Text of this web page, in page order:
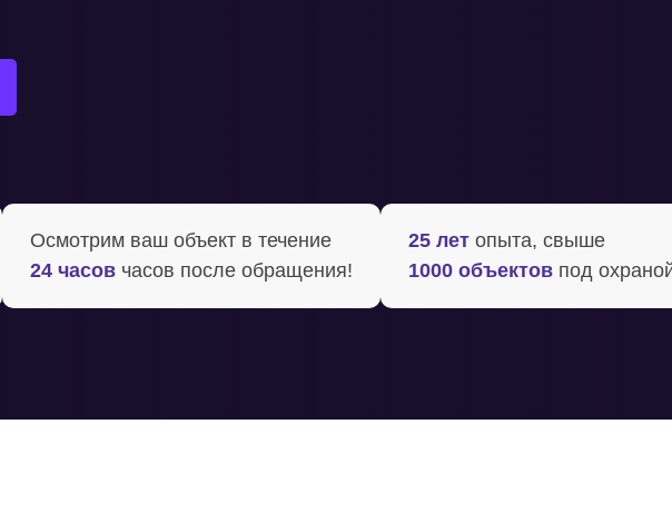
Осмотрим ваш объект в течение ‍
24 часов часов после обращения!
25 лет опыта, свыше
1000 объектов под